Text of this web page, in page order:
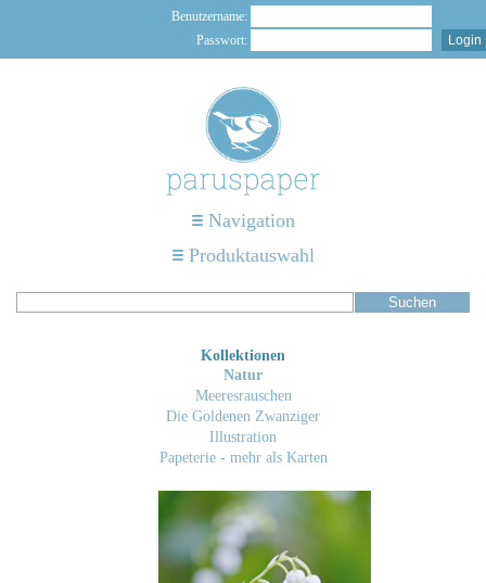
Benutzername:
Passwort:
Navigation
Produktauswahl
Kollektionen
Natur
Meeresrauschen
Die Goldenen Zwanziger
Illustration
Papeterie - mehr als Karten